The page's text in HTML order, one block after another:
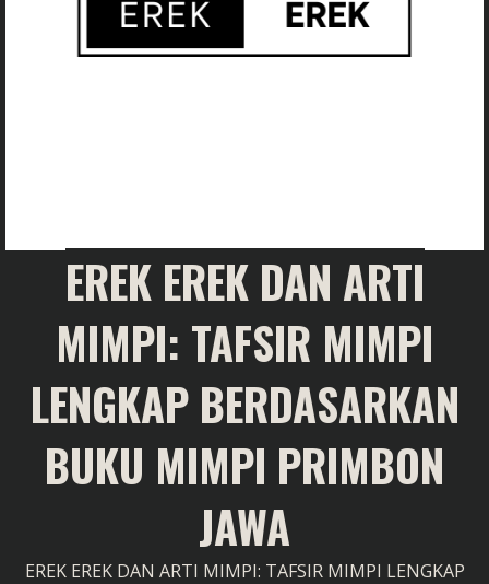
EREK EREK DAN ARTI
MIMPI: TAFSIR MIMPI
LENGKAP BERDASARKAN
BUKU MIMPI PRIMBON
JAWA
EREK EREK DAN ARTI MIMPI: TAFSIR MIMPI LENGKAP